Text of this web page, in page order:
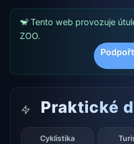
🐒 Tento web provozuje
ZOO.
Praktické
Cyklistika